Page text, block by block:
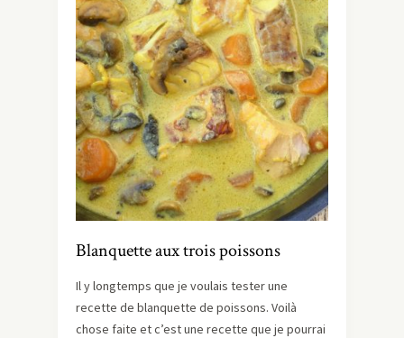
Blanquette aux trois poissons
Il y longtemps que je voulais tester une
recette de blanquette de poissons. Voilà
chose faite et c’est une recette que je pourrai